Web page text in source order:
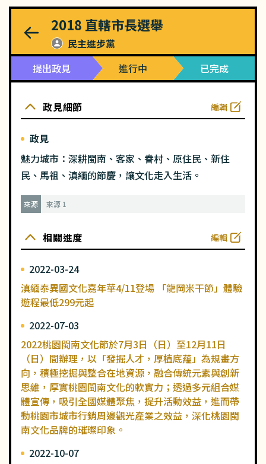
2018 直轄市長選舉
民主進步黨
提出政見
進行中 已完成
政見細節 編輯
政見
魅力城市：深耕閩南、客家、眷村、原住民、新住
民、馬祖、滇緬的節慶，讓文化走入生活。
來源 來源 1
相關進度 編輯
2022-03-24
滇緬泰異國文化嘉年華4/11登場 「龍岡米干節」體驗
遊程最低299元起
2022-07-03
2022桃園閩南文化節於7月3日（日）至12月11日
（日）間辦理，以「發掘人才，厚植底蘊」為規畫方
向，積極挖掘與整合在地資源，融合傳統元素與創新
思維，厚實桃園閩南文化的軟實力；透過多元組合媒
體宣傳，吸引全國媒體聚焦，提升活動效益，進而帶
動桃園市城市行銷周邊觀光產業之效益，深化桃園閩
南文化品牌的璀璨印象。
2022-10-07